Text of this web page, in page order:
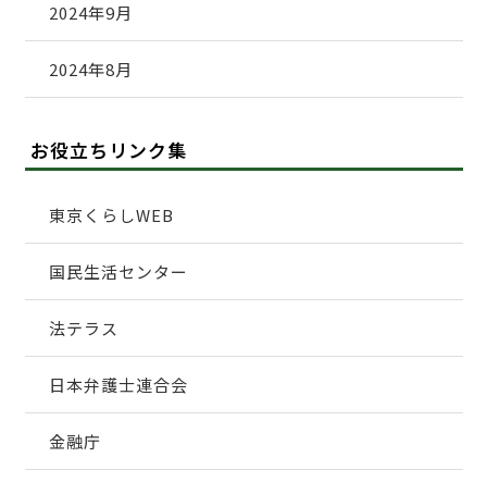
2024年9月
2024年8月
お役立ちリンク集
東京くらしWEB
国民生活センター
法テラス
日本弁護士連合会
金融庁